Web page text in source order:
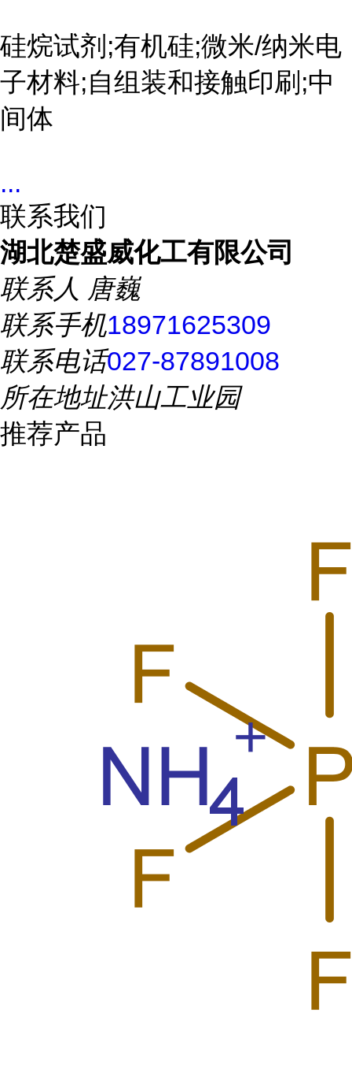
硅烷试剂;有机硅;微米/纳米电
子材料;自组装和接触印刷;中
间体
...
联系我们
湖北楚盛威化工有限公司
联系人 唐巍
联系手机18971625309
联系电话027-87891008
所在地址洪山工业园
推荐产品